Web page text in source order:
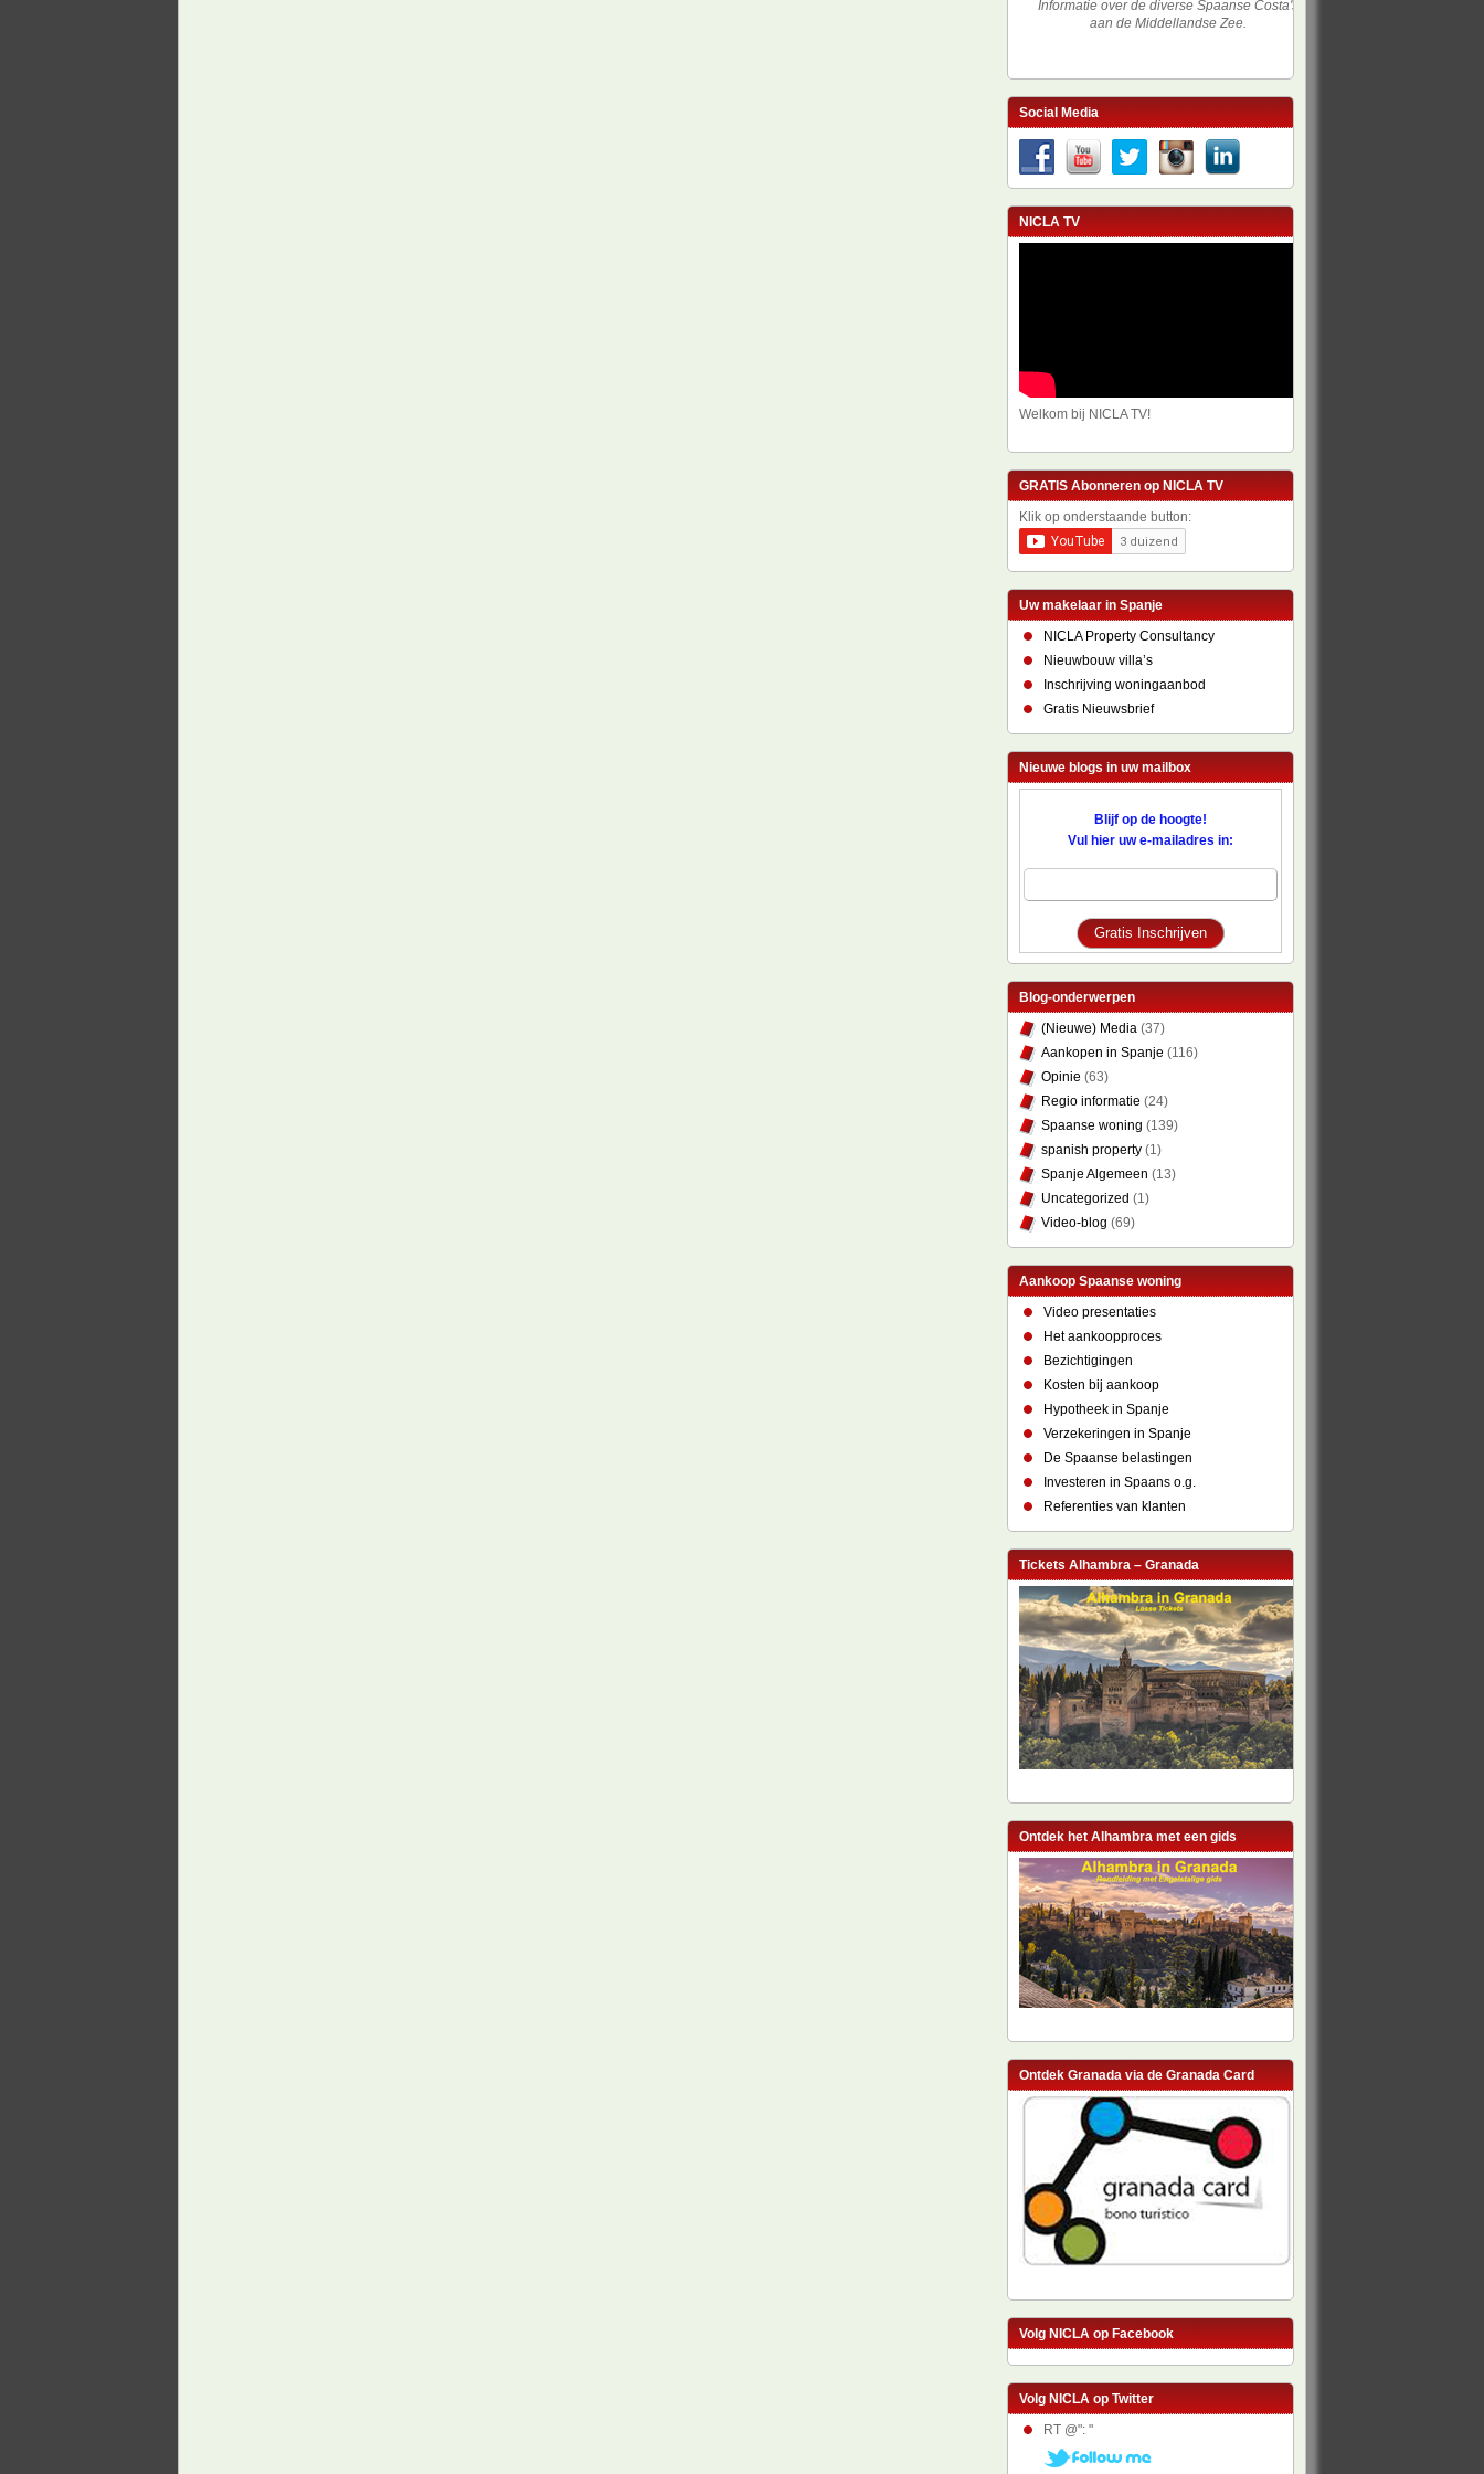
Informatie over de diverse Spaanse Costa's
aan de Middellandse Zee.
Social Media
NICLA TV
Welkom bij NICLA TV!
GRATIS Abonneren op NICLA TV
Klik op onderstaande button:
Uw makelaar in Spanje
NICLA Property Consultancy
Nieuwbouw villa’s
Inschrijving woningaanbod
Gratis Nieuwsbrief
Nieuwe blogs in uw mailbox
Blijf op de hoogte!
Vul hier uw e-mailadres in:
Blog-onderwerpen
(Nieuwe) Media (37)
Aankopen in Spanje (116)
Opinie (63)
Regio informatie (24)
Spaanse woning (139)
spanish property (1)
Spanje Algemeen (13)
Uncategorized (1)
Video-blog (69)
Aankoop Spaanse woning
Video presentaties
Het aankoopproces
Bezichtigingen
Kosten bij aankoop
Hypotheek in Spanje
Verzekeringen in Spanje
De Spaanse belastingen
Investeren in Spaans o.g.
Referenties van klanten
Tickets Alhambra – Granada
Ontdek het Alhambra met een gids
Ontdek Granada via de Granada Card
Volg NICLA op Facebook
Volg NICLA op Twitter
RT @": "